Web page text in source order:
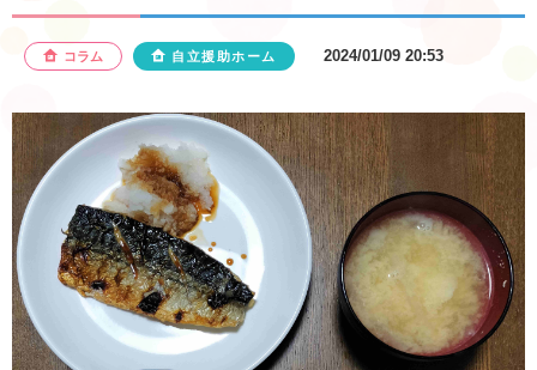
コラム 自立援助ホーム 2024/01/09 20:53